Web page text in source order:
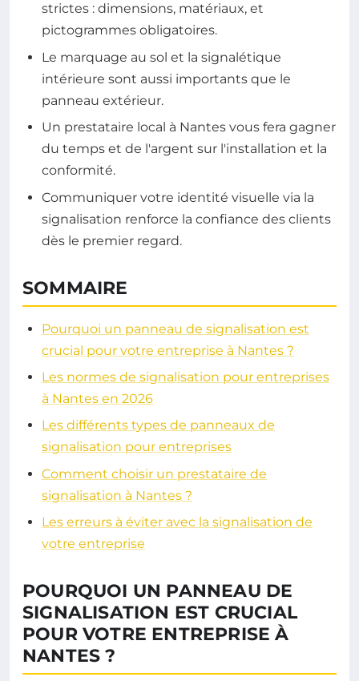
strictes : dimensions, matériaux, et
pictogrammes obligatoires.
Le marquage au sol et la signalétique
intérieure sont aussi importants que le
panneau extérieur.
Un prestataire local à Nantes vous fera gagner
du temps et de l'argent sur l'installation et la
conformité.
Communiquer votre identité visuelle via la
signalisation renforce la confiance des clients
dès le premier regard.
SOMMAIRE
Pourquoi un panneau de signalisation est
crucial pour votre entreprise à Nantes ?
Les normes de signalisation pour entreprises
à Nantes en 2026
Les différents types de panneaux de
signalisation pour entreprises
Comment choisir un prestataire de
signalisation à Nantes ?
Les erreurs à éviter avec la signalisation de
votre entreprise
POURQUOI UN PANNEAU DE
SIGNALISATION EST CRUCIAL
POUR VOTRE ENTREPRISE À
NANTES ?